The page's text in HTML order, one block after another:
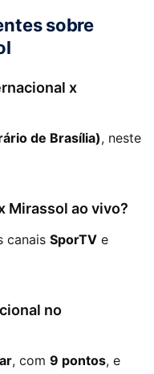
sobre
x
de Brasília), neste
Mirassol ao vivo?
canais SporTV e
no
, com 9 pontos, e